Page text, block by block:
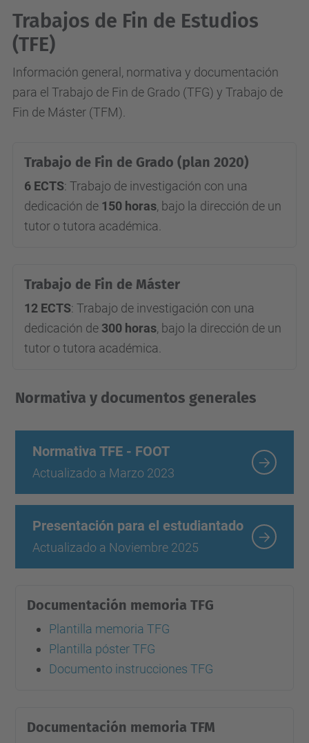
Trabajos de Fin de Estudios
(TFE)
Información general, normativa y documentación
para el Trabajo de Fin de Grado (TFG) y Trabajo de
Fin de Máster (TFM).
Trabajo de Fin de Grado (plan 2020)
6 ECTS: Trabajo de investigación con una
dedicación de 150 horas, bajo la dirección de un
tutor o tutora académica.
Trabajo de Fin de Máster
12 ECTS: Trabajo de investigación con una
dedicación de 300 horas, bajo la dirección de un
tutor o tutora académica.
Normativa y documentos generales
Normativa TFE - FOOT
Actualizado a Marzo 2023
Presentación para el estudiantado
Actualizado a Noviembre 2025
Documentación memoria TFG
Plantilla memoria TFG
Plantilla póster TFG
Documento instrucciones TFG
Documentación memoria TFM